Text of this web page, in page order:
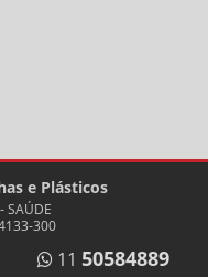
e Plásticos
SAÚDE
300
11 50584889